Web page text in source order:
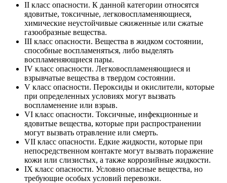
II класс опасности. К данной категории относятся
ядовитые, токсичные, легковоспламеняющиеся,
химические неустойчивые сжиженные или сжатые
газообразные вещества.
III класс опасности. Вещества в жидком состоянии,
способные воспламеняться, либо выделять
воспламеняющиеся пары.
IV класс опасности. Легковоспламеняющиеся и
взрывчатые вещества в твердом состоянии.
V класс опасности. Пероксиды и окислители, которые
при определенных условиях могут вызвать
воспламенение или взрыв.
VI класс опасности. Токсичные, инфекционные и
ядовитые вещества, которые при распространении
могут вызвать отравление или смерть.
VII класс опасности. Едкие жидкости, которые при
непосредственном контакте могут вызвать поражение
кожи или слизистых, а также коррозийные жидкости.
IX класс опасности. Условно опасные вещества, но
требующие особых условий перевозки.